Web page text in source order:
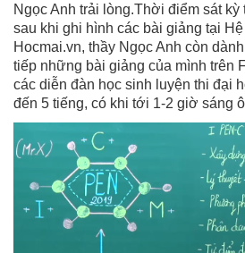
Ngọc Anh trải lòng.Thời điểm sát kỳ
sau khi ghi hình các bài giảng tại
Hocmai.vn, thầy Ngọc Anh còn
tiếp những bài giảng của mình trên
các diễn đàn học sinh luyện thi đại
đến 5 tiếng, có khi tới 1-2 giờ sáng